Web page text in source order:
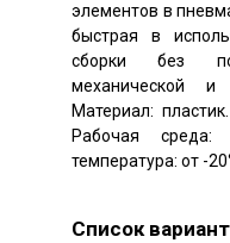
элементов в
быстрая в
сборки без
механической и
Материал:
Рабочая среда:
температура: от -
Список